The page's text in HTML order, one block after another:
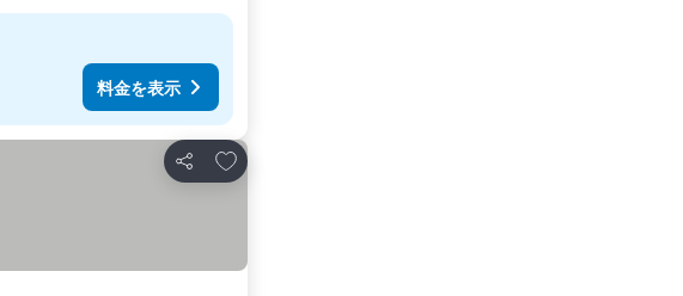
料金を表示
シェア
お気に入りに追加